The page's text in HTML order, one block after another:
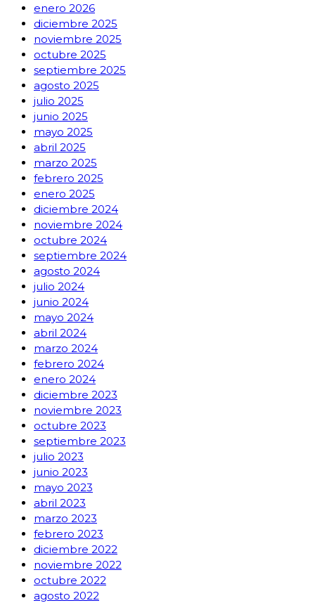
enero 2026
diciembre 2025
noviembre 2025
octubre 2025
septiembre 2025
agosto 2025
julio 2025
junio 2025
mayo 2025
abril 2025
marzo 2025
febrero 2025
enero 2025
diciembre 2024
noviembre 2024
octubre 2024
septiembre 2024
agosto 2024
julio 2024
junio 2024
mayo 2024
abril 2024
marzo 2024
febrero 2024
enero 2024
diciembre 2023
noviembre 2023
octubre 2023
septiembre 2023
julio 2023
junio 2023
mayo 2023
abril 2023
marzo 2023
febrero 2023
diciembre 2022
noviembre 2022
octubre 2022
agosto 2022